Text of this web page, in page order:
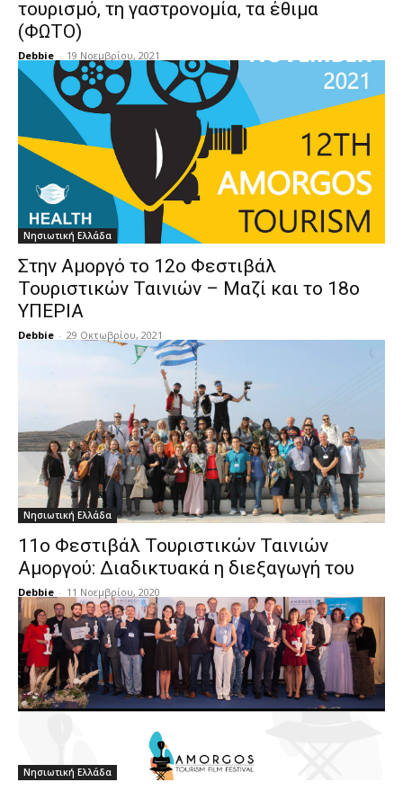
τουρισμό, τη γαστρονομία, τα έθιμα
(ΦΩΤΟ)
Debbie - 19 Νοεμβρίου, 2021
Νησιωτική Ελλάδα
Στην Αμοργό το 12ο Φεστιβάλ
Τουριστικών Ταινιών – Μαζί και το 18ο
ΥΠΕΡΙΑ
Debbie - 29 Οκτωβρίου, 2021
Νησιωτική Ελλάδα
11ο Φεστιβάλ Τουριστικών Ταινιών
Αμοργού: Διαδικτυακά η διεξαγωγή του
Debbie - 11 Νοεμβρίου, 2020
Νησιωτική Ελλάδα